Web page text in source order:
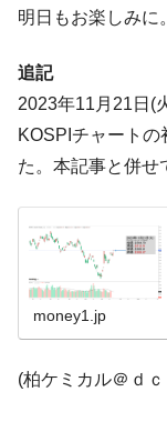
ほぼ終わった」
発。
『Money1』
韓
ャンペーン」⇒ あ
『Money1』
韓
『Money1』
韓
営業利益80.2％も
『Money1』
米
にぶん殴る法案
する差別。許して
『Money1』
韓
明日もお楽しみに。
追記
2023年11月21日(
KOSPIチャート
た。本記事と併せ
money1.jp
(柏ケミカル＠ｄ